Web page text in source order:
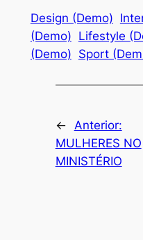
Design (Demo)
(Demo) Lifestyle
(Demo) Sport
← Anterior:
MULHERES NO
MINISTÉRIO